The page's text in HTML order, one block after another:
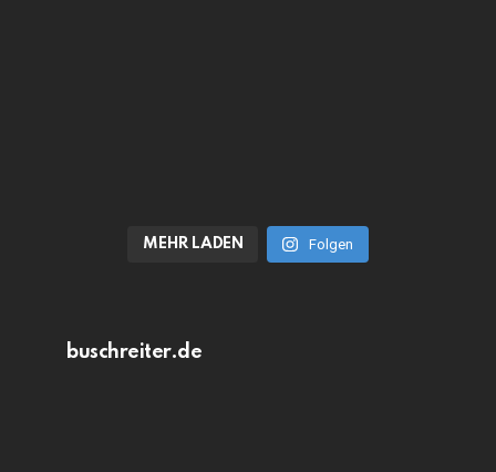
MEHR LADEN Folgen
buschreiter.de